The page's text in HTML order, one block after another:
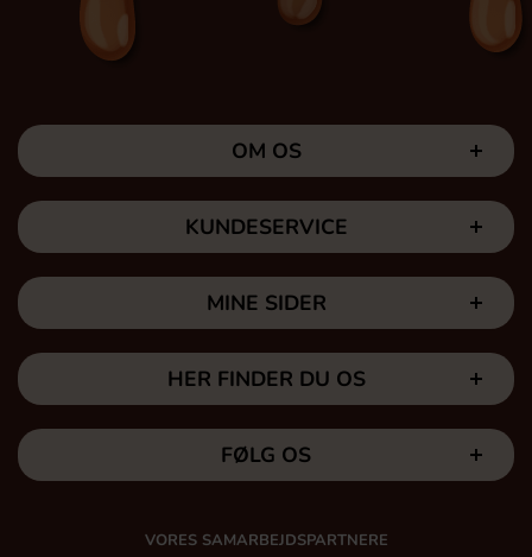
OM OS
KUNDESERVICE
MINE SIDER
HER FINDER DU OS
FØLG OS
VORES SAMARBEJDSPARTNERE